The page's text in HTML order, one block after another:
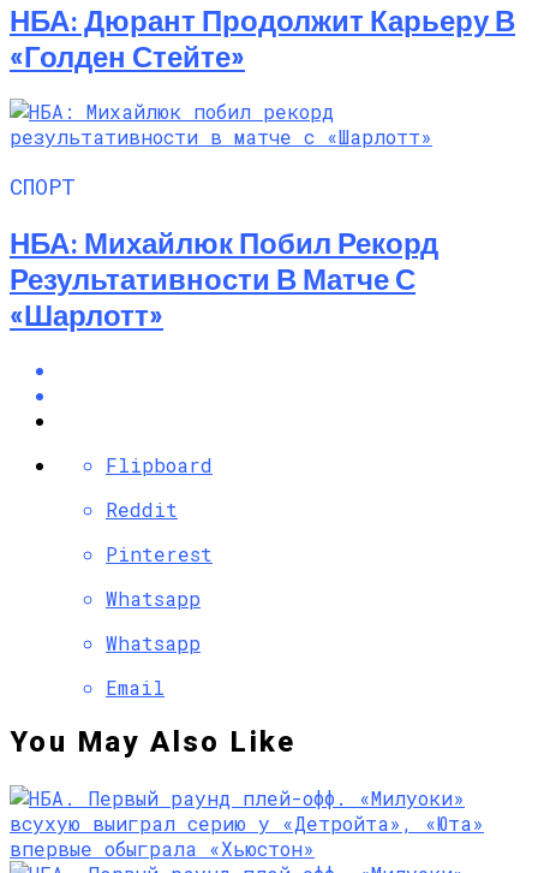
НБА: Дюрант Продолжит Карьеру В
«Голден Стейте»
СПОРТ
НБА: Михайлюк Побил Рекорд
Результативности В Матче С
«Шарлотт»
Flipboard
Reddit
Pinterest
Whatsapp
Whatsapp
Email
You May Also Like